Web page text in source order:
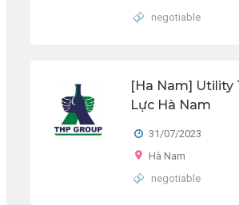
negotiable
[Ha Nam] Utility
Lực Hà Nam
31/07/2023
Hà Nam
negotiable